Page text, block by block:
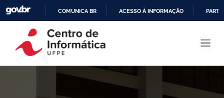
CONTEÚDO
COMUNICA BR ACESSO À INFORMAÇÃO